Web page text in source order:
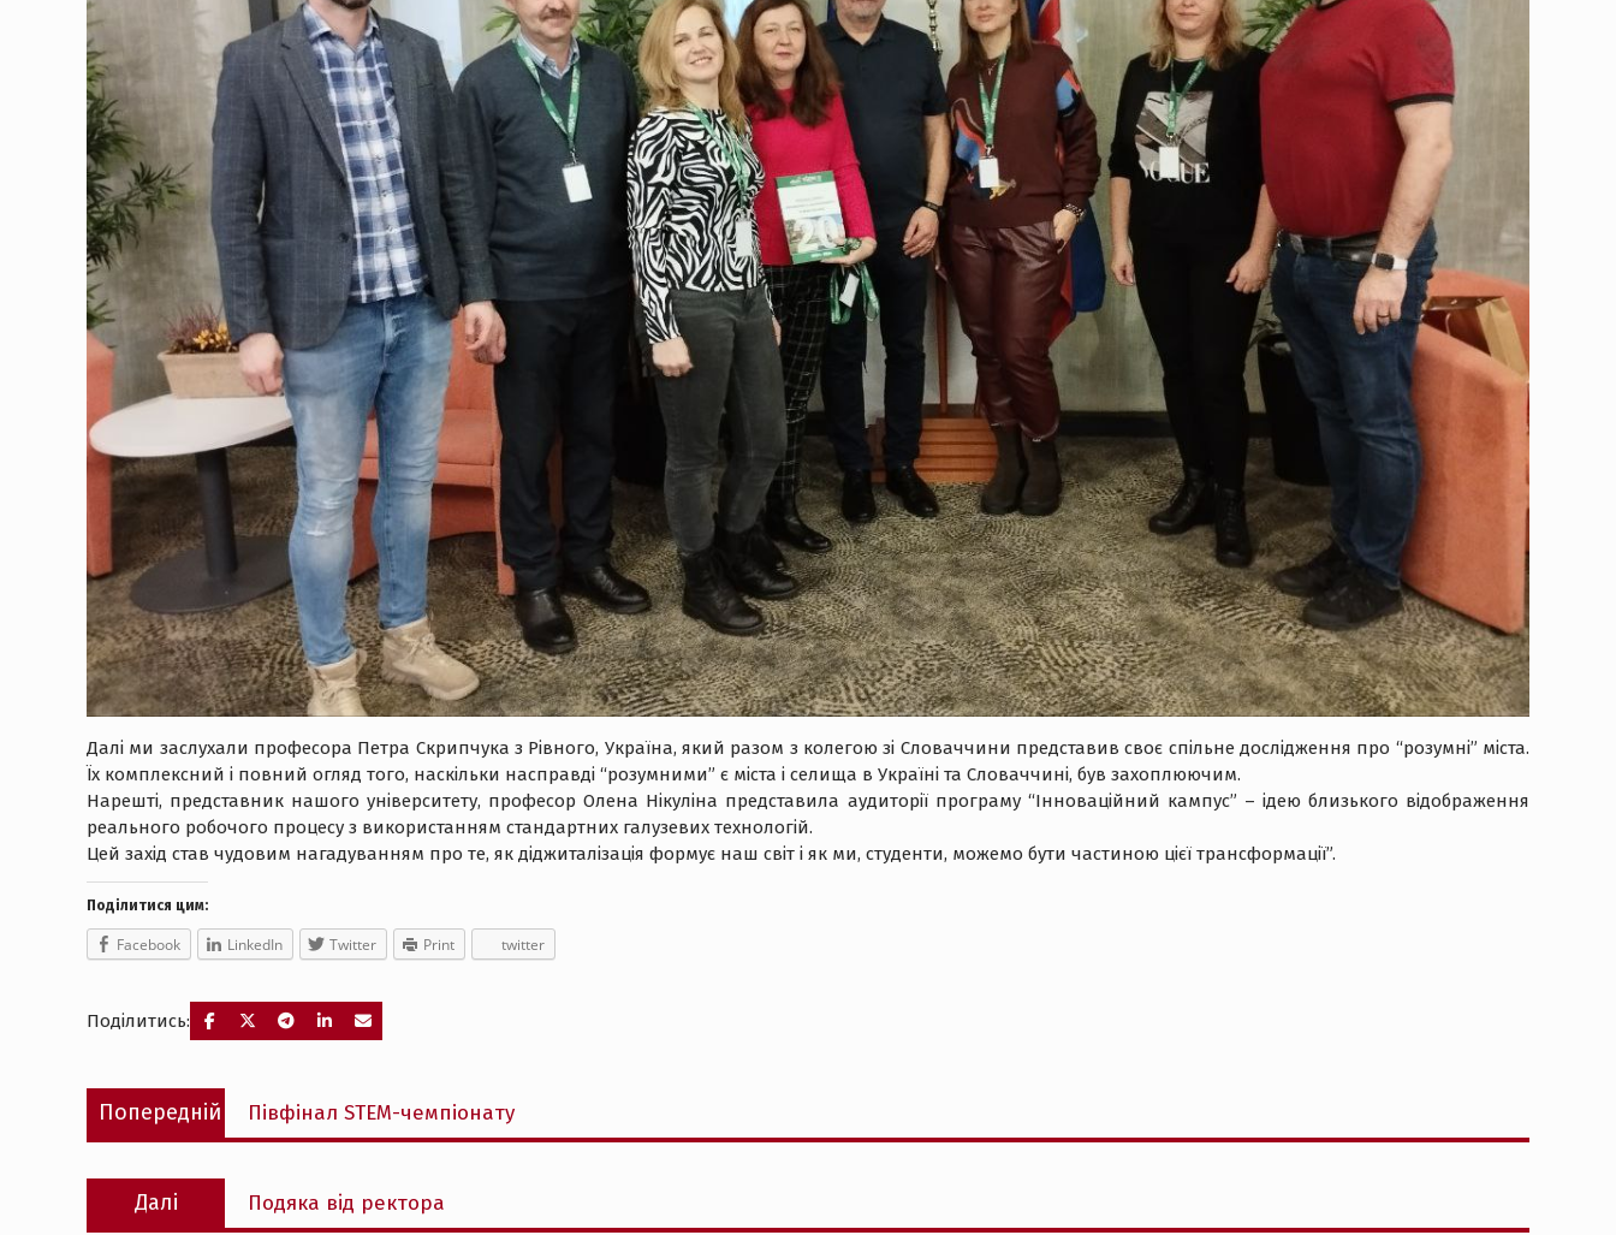
Далі ми заслухали професора Петра Скрипчука з Рівного, Україна, який разом з колегою зі Словаччини представив своє спільне дослідження про “розумні” міста.
Їх комплексний і повний огляд того, наскільки насправді “розумними” є міста і селища в Україні та Словаччині, був захоплюючим.
Нарешті, представник нашого університету, професор Олена Нікуліна представила аудиторії програму “Інноваційний кампус” – ідею близького відображення
реального робочого процесу з використанням стандартних галузевих технологій.
Цей захід став чудовим нагадуванням про те, як діджиталізація формує наш світ і як ми, студенти, можемо бути частиною цієї трансформації”.
Поділитися цим:
Facebook LinkedIn Twitter Print twitter
Поділитись:
Навігація
записів
Попередній
Попередній
запис:
Півфінал STEM-чемпіонату
Далі
Наступний
запис:
Подяка вiд ректора